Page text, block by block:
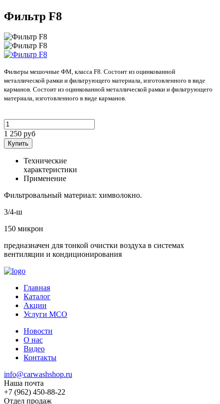
Фильтр F8
Фильтры мешочные ФМ, класса F8. Состоит из оцинкованной
металлической рамки и фильтрующего материала, изготовленного в виде
карманов. Состоит из оцинкованной металлической рамки и фильтрующего
материала, изготовленного в виде карманов.
1 250 руб
Технические
характеристики
Применение
Фильтровальный материал: химволокно.
3/4-ш
150 микрон
предназначен для тонкой очистки воздуха в системах
вентиляции и кондиционирования
Главная
Каталог
Акции
Услуги МСО
Новости
О нас
Видео
Контакты
info@carwashshop.ru
Наша почта
+7 (962) 450-88-22
Отдел продаж